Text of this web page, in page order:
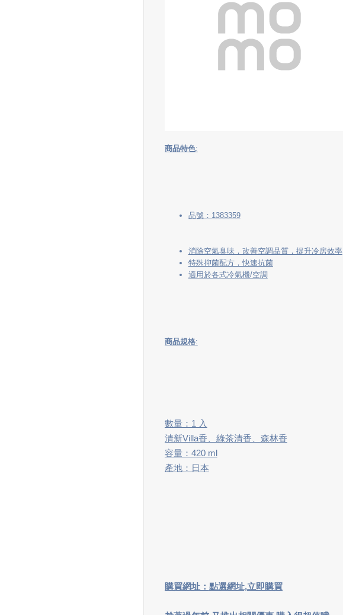
商品特色:
品號：1383359
消除空氣臭味，改善空調品質，提升冷房效率
特殊抑菌配方，快速抗菌
適用於各式冷氣機/空調
商品規格:
數量：1 入
清新Villa香、綠茶清香、森林香
容量：420 ml
產地：日本
購買網址： 點選網址,立即購買